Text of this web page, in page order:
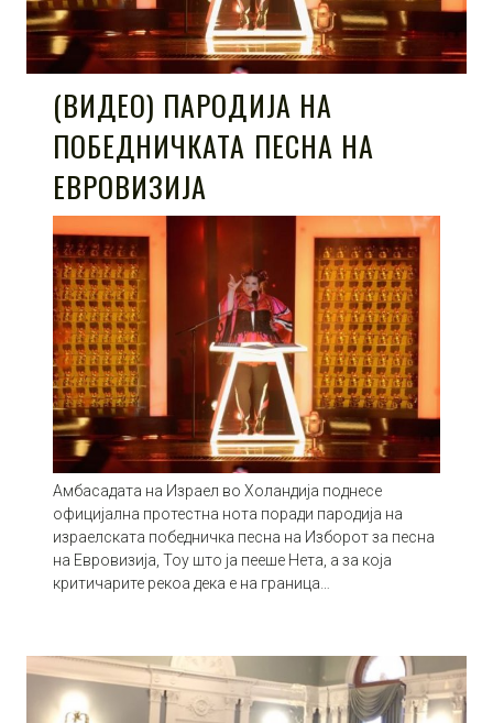
(ВИДЕО) ПАРОДИЈА НА
ПОБЕДНИЧКАТА ПЕСНА НА
ЕВРОВИЗИЈА
Амбасадата на Израел во Холандија поднесе
официјална протестна нота поради пародија на
израелската победничка песна на Изборот за песна
на Евровизија, Тоy што ја пееше Нета, а за која
критичарите рекоа дека е на граница…